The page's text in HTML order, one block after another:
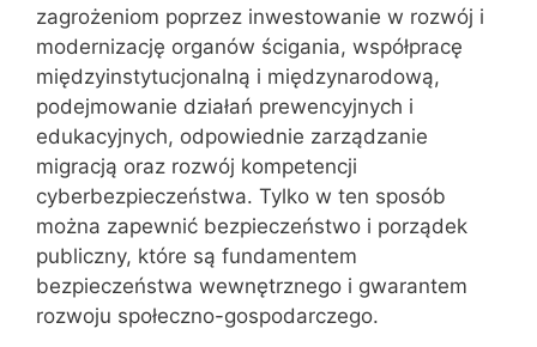
zagrożeniom poprzez inwestowanie w rozwój i
modernizację organów ścigania, współpracę
międzyinstytucjonalną i międzynarodową,
podejmowanie działań prewencyjnych i
edukacyjnych, odpowiednie zarządzanie
migracją oraz rozwój kompetencji
cyberbezpieczeństwa. Tylko w ten sposób
można zapewnić bezpieczeństwo i porządek
publiczny, które są fundamentem
bezpieczeństwa wewnętrznego i gwarantem
rozwoju społeczno-gospodarczego.